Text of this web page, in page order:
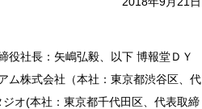
役社長：矢嶋弘毅、以下 博報堂ＤＹ
ム株式会社（本社：東京都渋谷区、代
オ(本社：東京都千代田区、代表取締